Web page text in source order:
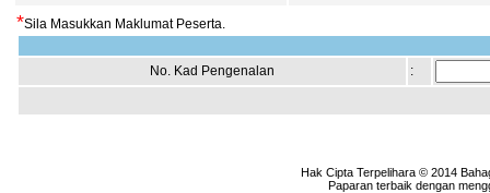
*Sila Masukkan Maklumat Peserta.
No. Kad Pengenalan :
Hak Cipta Terpelihara © 2014
Paparan terbaik dengan